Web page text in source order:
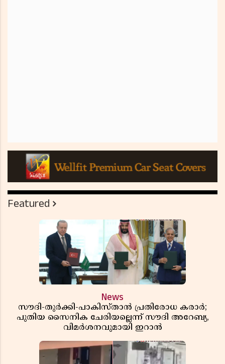
Featured
News
സൗദി-തുർക്കി-പാകിസ്താൻ പ്രതിരോധ കരാർ;
പുതിയ സൈനിക ചേരിയല്ലെന്ന് സൗദി അറേബ്യ,
വിമർശനവുമായി ഇറാൻ